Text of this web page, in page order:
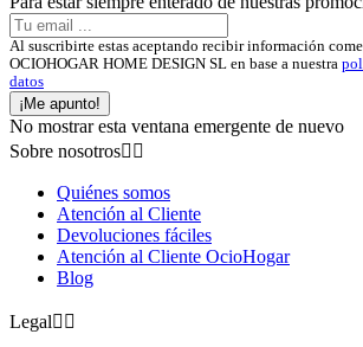
Al suscribirte estas aceptando recibir información
OCIOHOGAR HOME DESIGN SL en base a nuestra
datos
¡Me apunto!
No mostrar esta ventana emergente de nuevo
Sobre nosotros 
Quiénes somos
Atención al Cliente
Devoluciones fáciles
Atención al Cliente OcioHogar
Blog
Legal 